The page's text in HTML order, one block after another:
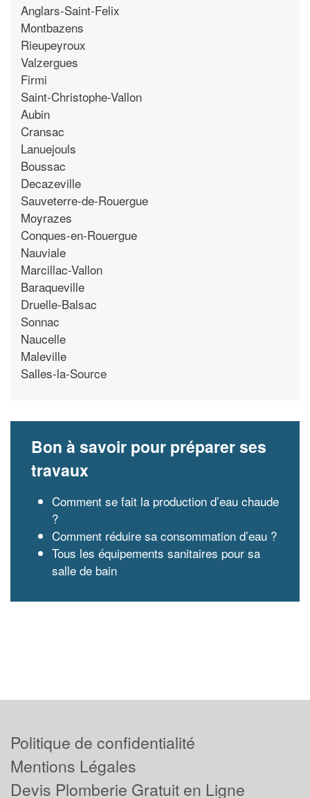
Anglars-Saint-Felix
Montbazens
Rieupeyroux
Valzergues
Firmi
Saint-Christophe-Vallon
Aubin
Cransac
Lanuejouls
Boussac
Decazeville
Sauveterre-de-Rouergue
Moyrazes
Conques-en-Rouergue
Nauviale
Marcillac-Vallon
Baraqueville
Druelle-Balsac
Sonnac
Naucelle
Maleville
Salles-la-Source
Bon à savoir pour préparer ses
travaux
Comment se fait la production d’eau chaude
?
Comment réduire sa consommation d’eau ?
Tous les équipements sanitaires pour sa
salle de bain
Politique de confidentialité
Mentions Légales
Devis Plomberie Gratuit en Ligne